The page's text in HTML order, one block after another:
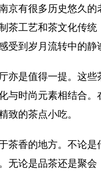
京有很多历史悠久
茶工艺和茶文化传
受到岁月流转中的静
亦是值得一提。这
与时尚元素相结合
致的茶点小吃。
茶香的地方。不论
无论是品茶还是聚